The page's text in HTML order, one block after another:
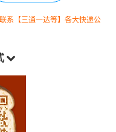
系【三通一达等】各大快递公